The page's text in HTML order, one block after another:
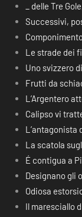
_ delle Tre
Successivi,
Le strade dei
Uno svizzero
Frutti da
L’Argentero
Calipso vi
L’antagonista
La scatola
É contigua a
Designano gli
Odiosa
Il maresciallo